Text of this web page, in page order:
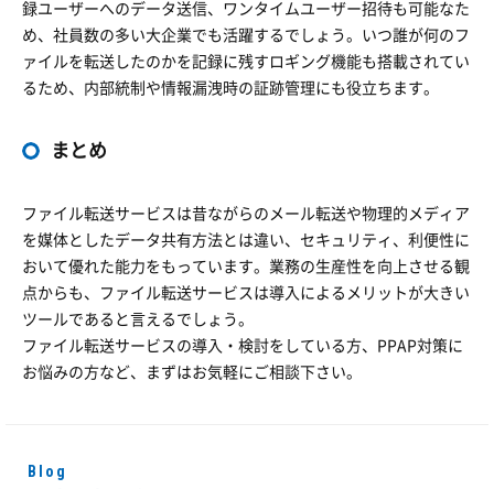
録ユーザーへのデータ送信、ワンタイムユーザー招待も可能なた
め、社員数の多い大企業でも活躍するでしょう。いつ誰が何のフ
ァイルを転送したのかを記録に残すロギング機能も搭載されてい
るため、内部統制や情報漏洩時の証跡管理にも役立ちます。
まとめ
ファイル転送サービスは昔ながらのメール転送や物理的メディア
を媒体としたデータ共有方法とは違い、セキュリティ、利便性に
おいて優れた能力をもっています。業務の生産性を向上させる観
点からも、ファイル転送サービスは導入によるメリットが大きい
ツールであると言えるでしょう。
ファイル転送サービスの導入・検討をしている方、PPAP対策に
お悩みの方など、まずはお気軽にご相談下さい。
Blog